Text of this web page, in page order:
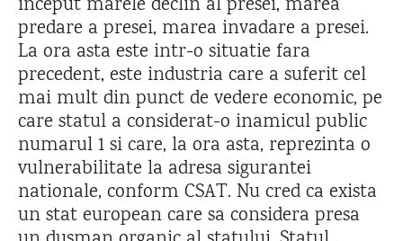
inceput marele declin al presei, marea
predare a presei, marea invadare a presei.
La ora asta este intr-o situatie fara
precedent, este industria care a suferit cel
mai mult din punct de vedere economic, pe
care statul a considerat-o inamicul public
numarul 1 si care, la ora asta, reprezinta o
vulnerabilitate la adresa sigurantei
nationale, conform CSAT. Nu cred ca exista
un stat european care sa considera presa